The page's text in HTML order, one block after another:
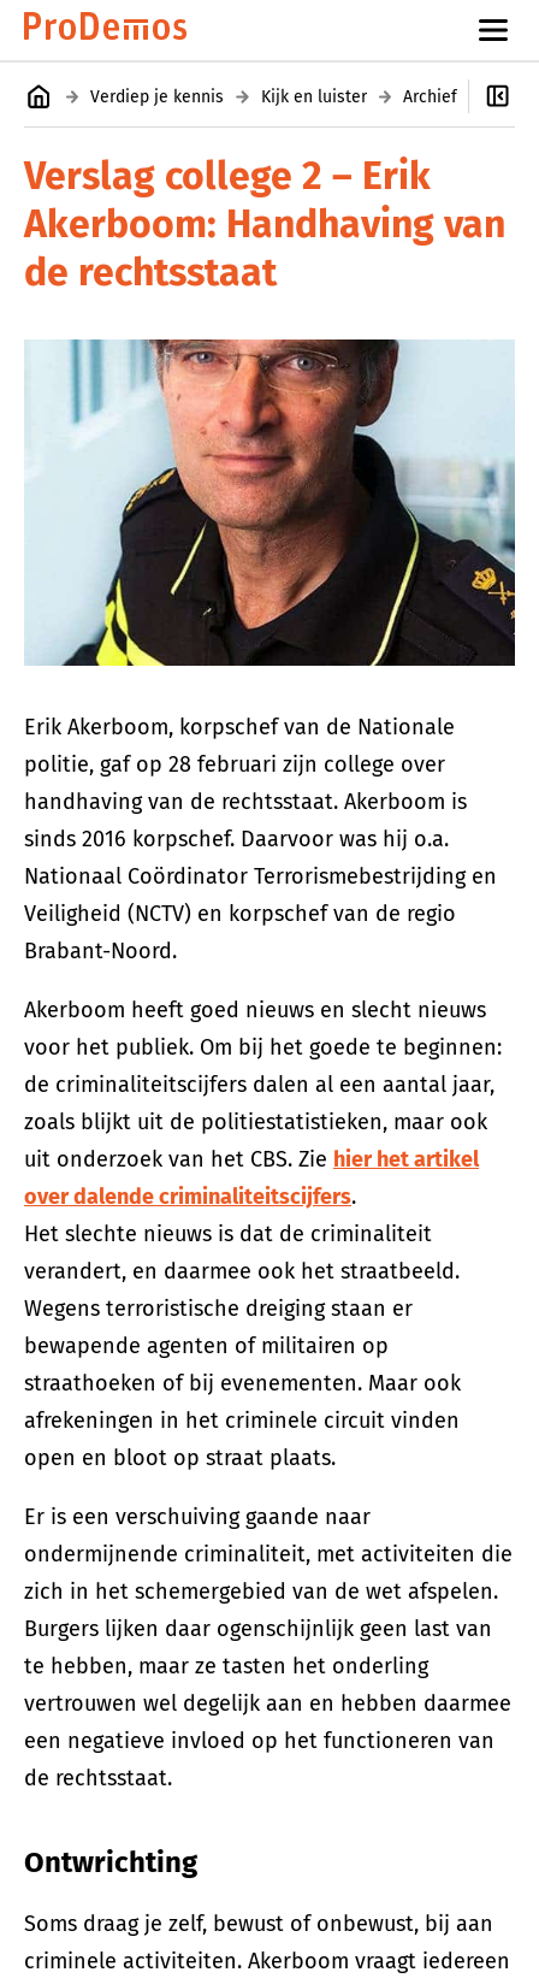
Verdiep je kennis Kijk en luister Archief
Verslag college 2 – Erik
Akerboom: Handhaving van
de rechtsstaat
Erik Akerboom, korpschef van de Nationale
politie, gaf op 28 februari zijn college over
handhaving van de rechtsstaat. Akerboom is
sinds 2016 korpschef. Daarvoor was hij o.a.
Nationaal Coördinator Terrorismebestrijding en
Veiligheid (NCTV) en korpschef van de regio
Brabant-Noord.
Akerboom heeft goed nieuws en slecht nieuws
voor het publiek. Om bij het goede te beginnen:
de criminaliteitscijfers dalen al een aantal jaar,
zoals blijkt uit de politiestatistieken, maar ook
uit onderzoek van het CBS. Zie hier het artikel
over dalende criminaliteitscijfers.
Het slechte nieuws is dat de criminaliteit
verandert, en daarmee ook het straatbeeld.
Wegens terroristische dreiging staan er
bewapende agenten of militairen op
straathoeken of bij evenementen. Maar ook
afrekeningen in het criminele circuit vinden
open en bloot op straat plaats.
Er is een verschuiving gaande naar
ondermijnende criminaliteit, met activiteiten die
zich in het schemergebied van de wet afspelen.
Burgers lijken daar ogenschijnlijk geen last van
te hebben, maar ze tasten het onderling
vertrouwen wel degelijk aan en hebben daarmee
een negatieve invloed op het functioneren van
de rechtsstaat.
Ontwrichting
Soms draag je zelf, bewust of onbewust, bij aan
criminele activiteiten. Akerboom vraagt iedereen